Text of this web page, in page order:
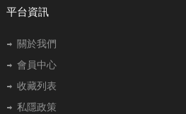
平台資訊
關於我們
會員中心
收藏列表
私隱政策